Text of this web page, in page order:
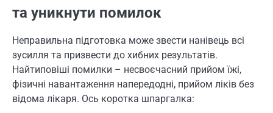
та уникнути помилок
Неправильна підготовка може звести нанівець всі
зусилля та призвести до хибних результатів.
Найтиповіші помилки – несвоєчасний прийом їжі,
фізичні навантаження напередодні, прийом ліків без
відома лікаря. Ось коротка шпаргалка: